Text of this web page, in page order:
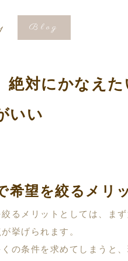
Blog
絶対にかなえ
いい
希望を絞るメリ
るメリットとしては、ま
挙げられます。
の条件を求めてしまうと